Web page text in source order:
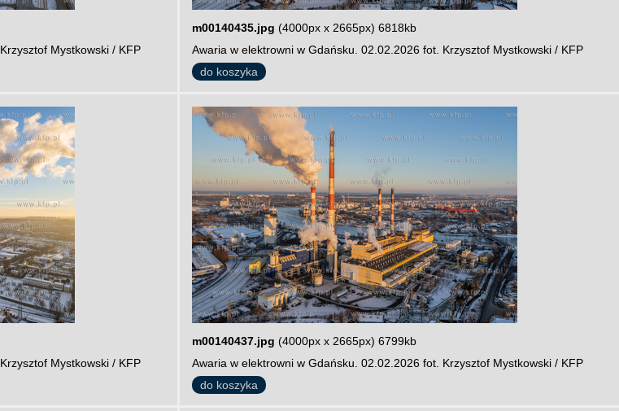
Mystkowski / KFP
m00140435.jpg (4000px x 2665px) 6818kb
Awaria w elektrowni w Gdańsku. 02.02.2026 fot. Krzysztof Mystkowski / KFP
do koszyka
Mystkowski / KFP
m00140437.jpg (4000px x 2665px) 6799kb
Awaria w elektrowni w Gdańsku. 02.02.2026 fot. Krzysztof Mystkowski / KFP
do koszyka